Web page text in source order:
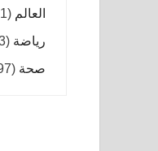
العالم (1٬511)
رياضة (623)
صحة (597)